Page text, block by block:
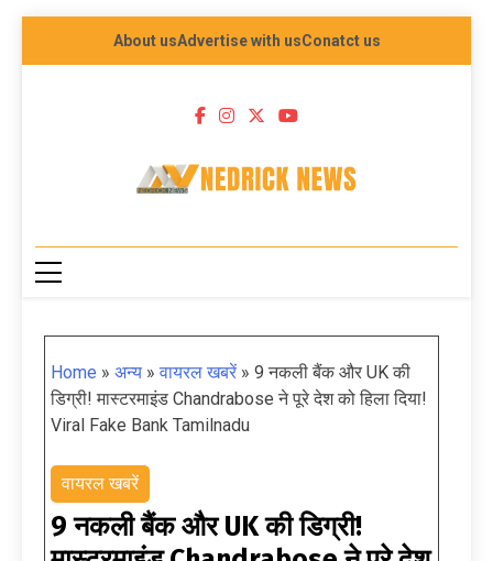
About usAdvertise with usConatct us
NEDRICK NEWS
Home » अन्य »वायरल खबरें » 9 नकली बैंक और UK की
डिग्री! मास्टरमाइंड Chandrabose ने पूरे देश को हिला दिया!
Viral Fake Bank Tamilnadu
वायरल खबरें
9 नकली बैंक और UK की डिग्री!